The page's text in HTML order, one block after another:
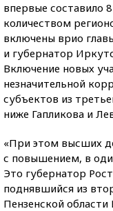
впервые составило
количеством
включены врио
и губернатор
Включение новых
незначительной
субъектов из
ниже Гапликова и
«При этом высших
с повышением, в
Это губернатор
поднявшийся из
Пензенской